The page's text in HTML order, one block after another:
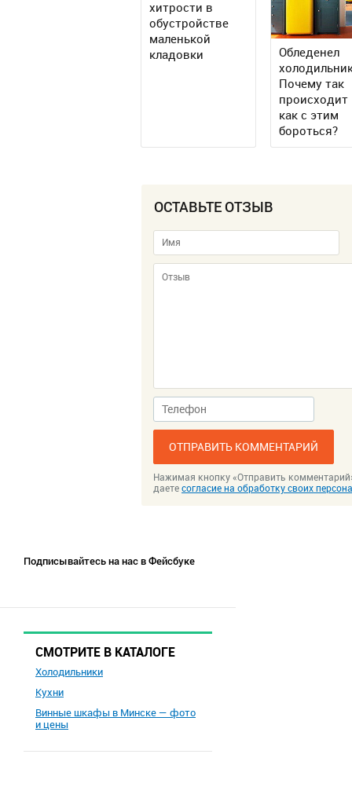
хитрости в
обустройстве
маленькой
кладовки
Обледенел
Почему так
происходит
как с этим
бороться?
ОСТАВЬТЕ ОТЗЫВ
ОТПРАВИТЬ КОММЕНТАРИЙ
Нажимая кнопку «Отправить
даете согласие на обработку своих
Подписывайтесь на нас в Фейсбуке
СМОТРИТЕ В КАТАЛОГЕ
Холодильники
Кухни
Винные шкафы в Минске — фото
и цены